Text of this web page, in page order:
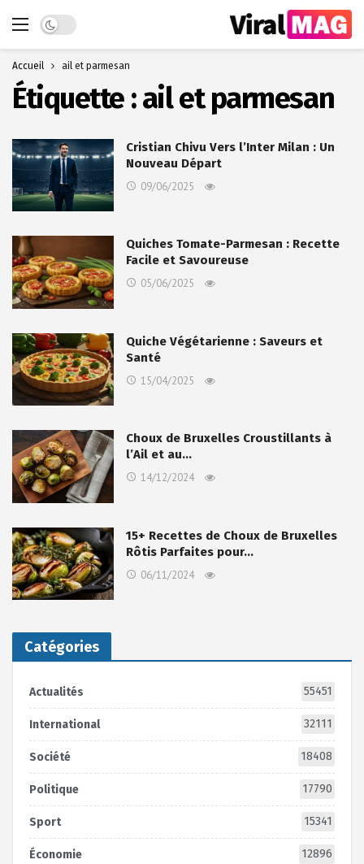
Dark mode
Accueil ail et parmesan
Étiquette :ail et parmesan
Cristian Chivu Vers l’Inter Milan : Un
Nouveau Départ
09/06/2025
Quiches Tomate-Parmesan : Recette
Facile et Savoureuse
05/06/2025
Quiche Végétarienne : Saveurs et
Santé
15/04/2025
Choux de Bruxelles Croustillants à
l’Ail et au…
14/12/2024
15+ Recettes de Choux de Bruxelles
Rôtis Parfaites pour…
06/11/2024
Catégories
Actualités 55451
International 32111
Société 18408
Politique 17790
Sport 15341
Économie 12896